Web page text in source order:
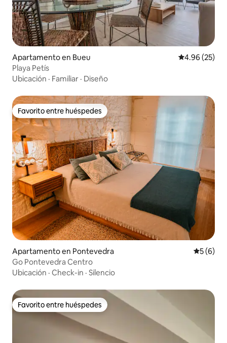
Apartamento en Bueu Calificación
4.96 (25)
Playa Petís
Ubicación · Familiar · Diseño
Favorito entre huéspedes
Favorito entre huéspedes
Apartamento en Pontevedra
5 (6)
Go Pontevedra Centro
Ubicación · Check-in · Silencio
Favorito entre huéspedes
Favorito entre huéspedes